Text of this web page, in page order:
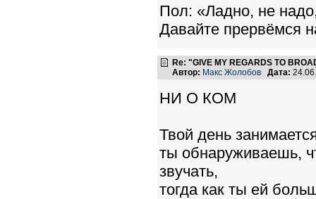
Пол: «Ладно, не
Давайте прервёмся
Re: "GIVE MY REGARDS TO
Автор: Макс Жолобов Дата:
НИ О КОМ
Твой день
ты обнаруживаешь,
звучать,
тогда как ты ей